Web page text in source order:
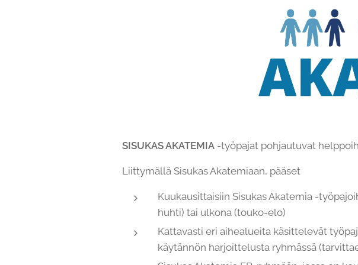
SISUKAS AKATEMIA-työpajat pohjautuvat
Liittymällä Sisukas Akatemiaan, pääset
Kuukausittaisiin Sisukas Akatemia -
huhti) tai ulkona (touko-elo)
Kattavasti eri aihealueita käsittelevät
käytännön harjoittelusta ryhmässä